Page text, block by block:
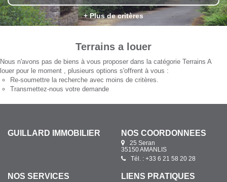
+ Plus de critères
Terrains a louer
Nous n'avons pas de biens à vous proposer dans la catégorie Terrains A
louer pour le moment , plusieurs options s'offrent à vous :
Re-soumettre la recherche avec moins de critères.
Transmettez-nous votre demande
GUILLARD IMMOBILIER NOS COORDONNÉES
25 Seran
35150 AMANLIS
Tél. : +33 6 21 58 20 28
NOS SERVICES LIENS PRATIQUES